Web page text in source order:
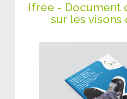
Ifrée - Document
sur les visons